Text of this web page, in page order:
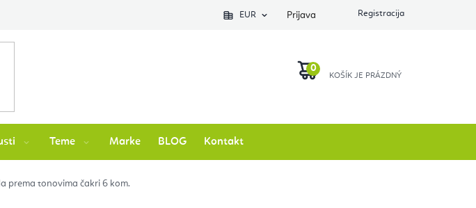
EUR Prijava
Teme Marke BLOG Kontakt
prema tonovima čakri 6 kom.